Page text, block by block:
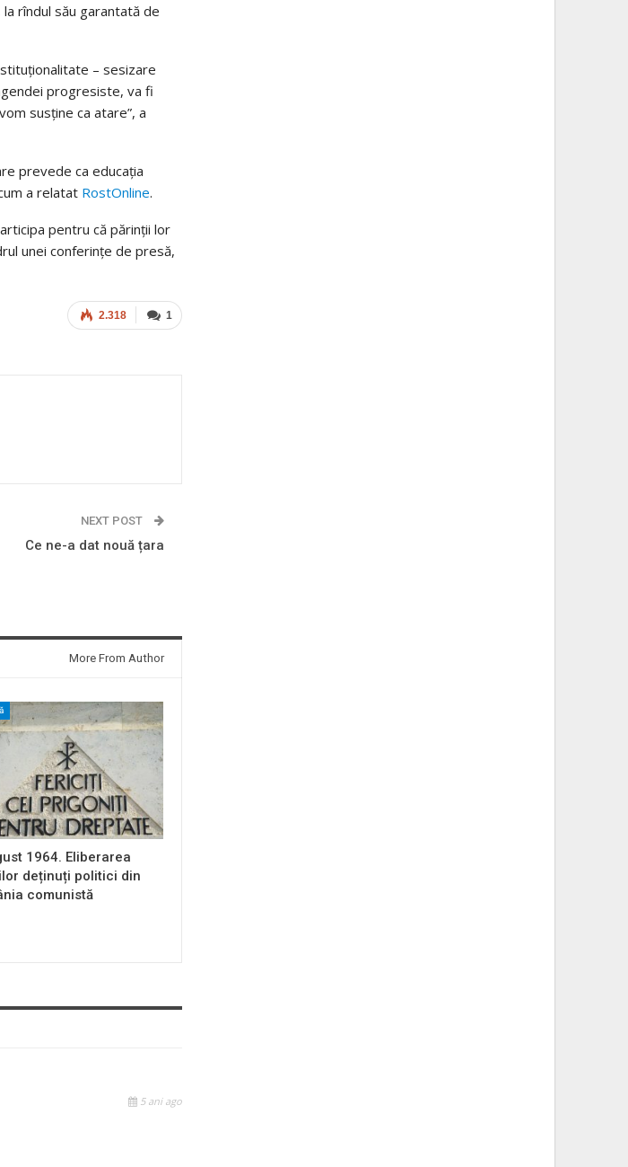
rîndul său garantată de
– sesizare
progresiste, va fi
susține ca atare”, a
prevede ca educația
a relatat RostOnline.
pentru că părinții lor
unei conferințe de presă,
1
2.318
NEXT POST
Ce ne-a dat nouă țara
More From Author
1964. Eliberarea
deținuți politici din
comunistă
5 ani ago